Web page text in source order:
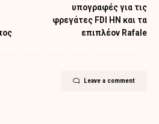
υπογραφές για τις
φρεγάτες FDI HN και τα
επιπλέον Rafale
Leave a comment